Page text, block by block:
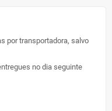
por transportadora, salvo
no dia seguinte